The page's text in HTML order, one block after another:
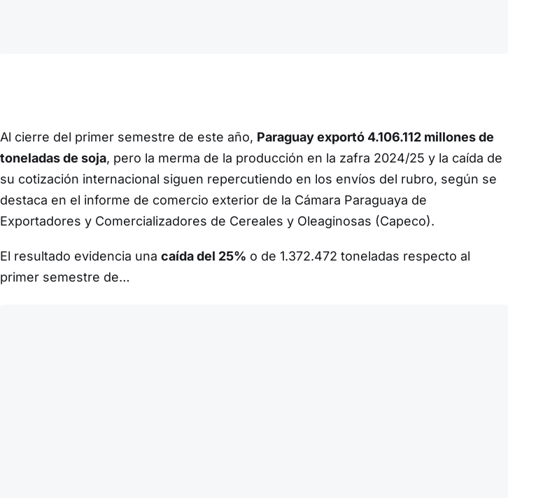
Al cierre del primer semestre de este año, Paraguay exportó 4.106.112 millones de
toneladas de soja, pero la merma de la producción en la zafra 2024/25 y la caída de
su cotización internacional siguen repercutiendo en los envíos del rubro, según se
destaca en el informe de comercio exterior de la Cámara Paraguaya de
Exportadores y Comercializadores de Cereales y Oleaginosas (Capeco).
El resultado evidencia una caída del 25% o de 1.372.472 toneladas respecto al
primer semestre de…